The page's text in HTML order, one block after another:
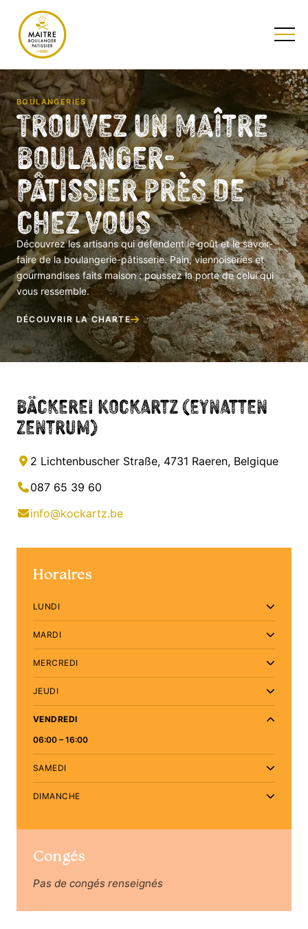
BOULANGERIES
Trouvez un Maître
Boulanger-
Pâtissier près de
chez vous
Découvrez les artisans qui défendent le goût et le savoir-
faire de la boulangerie-pâtisserie. Pain, viennoiseries et
gourmandises faits maison : poussez la porte de celui qui
vous ressemble.
DÉCOUVRIR LA CHARTE
Bäckerei Kockartz (Eynatten
Zentrum)
2 Lichtenbuscher Straße, 4731 Raeren, Belgique
087 65 39 60
info@kockartz.be
Horaires
LUNDI
MARDI
MERCREDI
JEUDI
VENDREDI
06:00 – 16:00
SAMEDI
DIMANCHE
Congés
Pas de congés renseignés